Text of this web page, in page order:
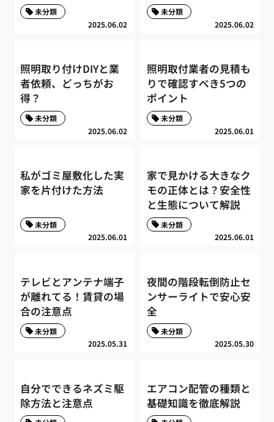
2025.06.02
未分類
2025.06.02
未分類
照明取り付けDIYと業
者依頼、どっちがお
得？
2025.06.02
未分類
照明取付業者の見積も
りで確認すべき5つの
ポイント
2025.06.01
未分類
私がゴミ屋敷化した実
家を片付けた方法
2025.06.01
未分類
家で見かける大きなク
モの正体とは？安全性
と生態について解説
2025.06.01
未分類
テレビとアンテナ端子
が離れてる！賃貸の場
合の注意点
2025.05.31
未分類
夜間の階段転倒防止セ
ンサーライトで安心安
全
2025.05.30
未分類
自分でできるネズミ駆
除方法と注意点
エアコン配管の種類と
基礎知識を徹底解説